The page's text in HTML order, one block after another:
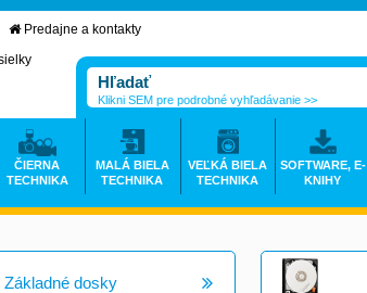
Základné dosky
Predajne a kontakty
Klikni SEM pre podrobné vyhľadávanie >>
ČIERNA
TECHNIKA
MALÁ BIELA
TECHNIKA
VEĽKÁ BIELA
TECHNIKA
SOFTWARE, E-
KNIHY